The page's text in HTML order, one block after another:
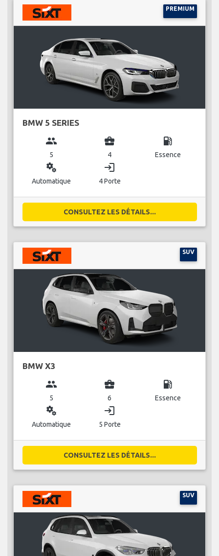
PREMIUM
BMW 5 SERIES
group
5
business_center
4
local_gas_station
Essence
miscellaneous_services
Automatique
login
4 Porte
CONSULTEZ LES DÉTAILS...
SUV
BMW X3
group
5
business_center
6
local_gas_station
Essence
miscellaneous_services
Automatique
login
5 Porte
CONSULTEZ LES DÉTAILS...
SUV